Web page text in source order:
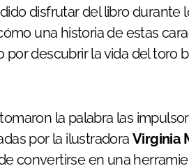
disfrutar del libro durante
una historia de estas
por descubrir la vida del toro
la palabra las
por la ilustradoraVirginia
convertirse en una